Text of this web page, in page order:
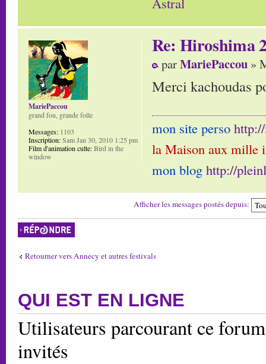
Re: Hiroshima
parMariePaccou »
Merci kachoudas
mon site perso
la Maison aux mille
mon blog http://
MariePaccou
grand fou, grande folle
Messages: 1103
Inscription:Sam Jan 30, 2010 1:25 pm
Film d'animation culte:Bird in the
window
Afficher les messages postés depuis:
Répondre
Retourner vers Annecy et autres festivals
QUI EST EN LIGNE
Utilisateurs parcourant ce
invités